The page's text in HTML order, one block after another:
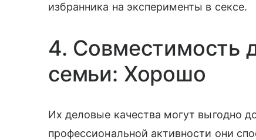
избранника на эксперименты в сексе.
4. Совместимость
семьи: Хорошо
Их деловые качества могут выгодно
профессиональной активности они